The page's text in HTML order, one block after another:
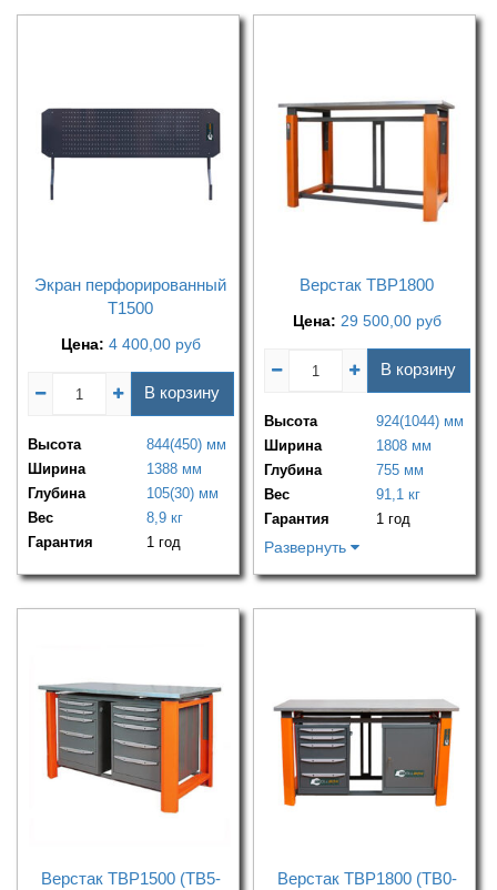
Экран перфорированный
Т1500
Цена: 4 400,00 руб
В корзину
Высота
844(450) мм
Ширина
1388 мм
Глубина
105(30) мм
Вес
8,9 кг
Гарантия
1 год
Верстак TBP1800
Цена: 29 500,00 руб
В корзину
Высота
924(1044) мм
Ширина
1808 мм
Глубина
755 мм
Вес
91,1 кг
Гарантия
1 год
Развернуть
Верстак TBP1500 (ТВ5-
Верстак TBP1800 (ТВ0-